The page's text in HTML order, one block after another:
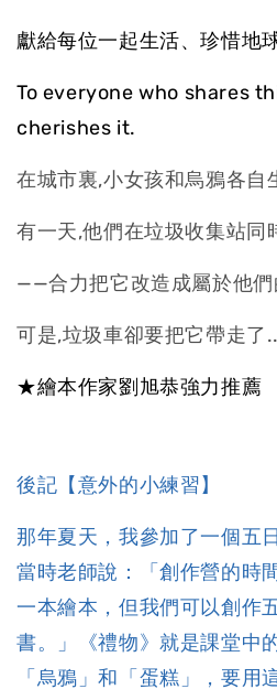
獻給每位一起生活、珍惜地
To everyone who shares
cherishes it.
在城市裏,小女孩和烏鴉各自
有一天,他們在垃圾收集站同
——合力把它改造成屬於他們
可是,垃圾車卻要把它帶走了
★繪本作家劉旭恭強力推薦
後記【意外的小練習】
那年夏天，我參加了一個五
當時老師說：「創作營的時
一本繪本，但我們可以創作
書。」《禮物》就是課堂中
「烏鴉」和「蛋糕」，要用